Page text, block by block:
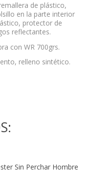
de plástico,
en la parte interior
protector de
reflectantes.
con WR 700grs.
relleno sintético.
Sin Perchar Hombre